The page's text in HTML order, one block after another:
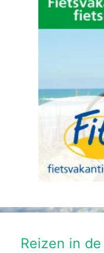
Reizen in